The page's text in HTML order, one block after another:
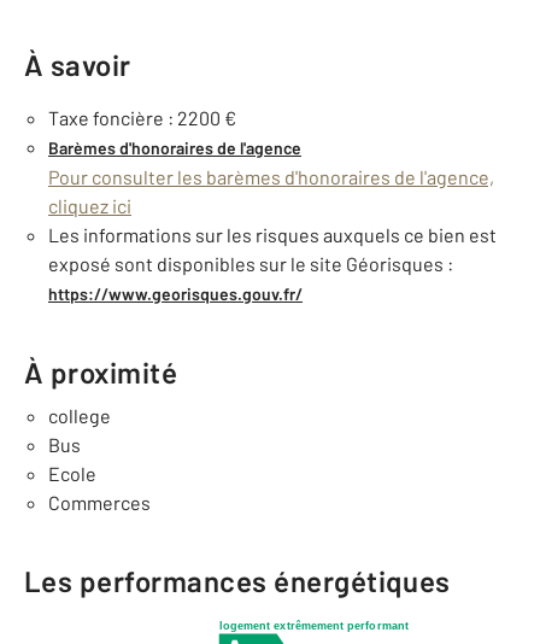
À savoir
Taxe foncière : 2200 €
Barèmes d'honoraires de l'agence
Pour consulter les barèmes d'honoraires de l'agence,
cliquez ici
Les informations sur les risques auxquels ce bien est
exposé sont disponibles sur le site Géorisques :
https://www.georisques.gouv.fr/
À proximité
college
Bus
Ecole
Commerces
Les performances énergétiques
logement extrêmement performant